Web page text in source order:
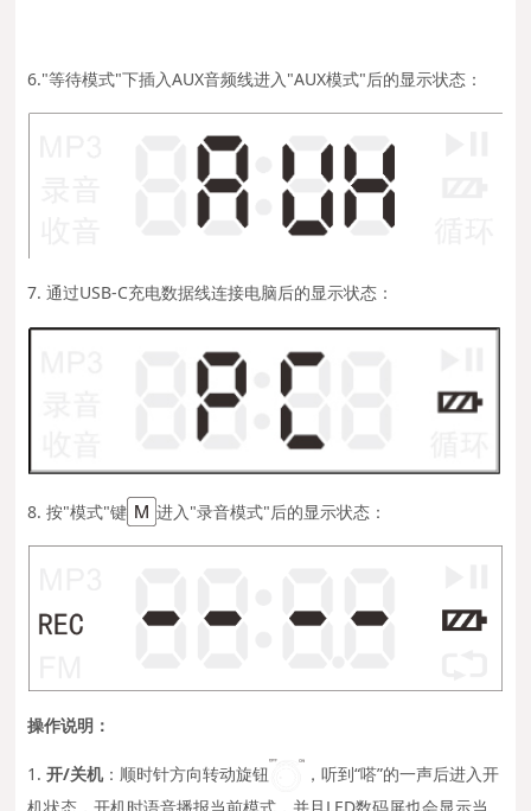
6."等待模式"下插入AUX音频线进入"AUX模式"后的显示状态：
7. 通过USB-C充电数据线连接电脑后的显示状态：
8. 按"模式"键 进入"录音模式"后的显示状态：
操作说明：
1.开/关机：顺时针方向转动旋钮
，听到“嗒”的一声后进入开